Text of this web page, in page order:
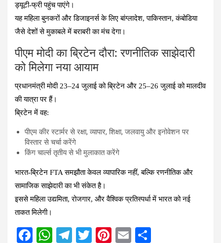
ड्यूटी-फ्री पहुंच पाएंगे।
यह महिला बुनकरों और डिजाइनर्स के लिए बांग्लादेश, पाकिस्तान, कंबोडिया
जैसे देशों से मुकाबले में बराबरी का मंच देगा।
पीएम मोदी का ब्रिटेन दौरा: रणनीतिक साझेदारी
को मिलेगा नया आयाम
प्रधानमंत्री मोदी 23–24 जुलाई को ब्रिटेन और 25–26 जुलाई को मालदीव
की यात्रा पर हैं।
ब्रिटेन में वह:
पीएम कीर स्टार्मर से रक्षा, व्यापार, शिक्षा, जलवायु और इनोवेशन पर
विस्तार से चर्चा करेंगे
किंग चार्ल्स तृतीय से भी मुलाकात करेंगे
भारत-ब्रिटेन FTA समझौता केवल व्यापारिक नहीं, बल्कि रणनीतिक और
सामाजिक साझेदारी का भी संकेत है।
इससे महिला उद्यमिता, रोजगार, और वैश्विक प्रतिस्पर्धा में भारत को नई
ताकत मिलेगी।
F
W T
T
Pi E